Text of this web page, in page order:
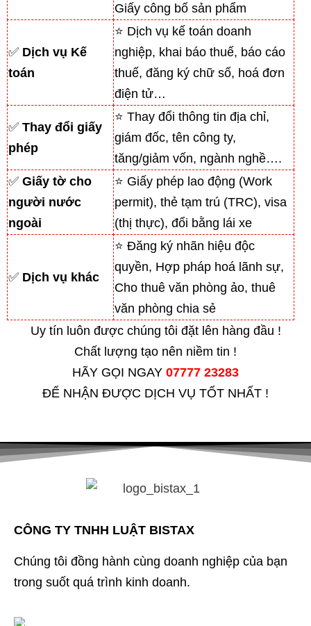
Giấy công bố sản phẩm
✅ Dịch vụ Kế
toán
⭐ Dịch vụ kế toán doanh
nghiệp, khai báo thuế, báo cáo
thuế, đăng ký chữ số, hoá đơn
điện tử…
✅ Thay đổi giấy
phép
⭐ Thay đổi thông tin địa chỉ,
giám đốc, tên công ty,
tăng/giảm vốn, ngành nghề….
✅ Giấy tờ cho
người nước
ngoài
⭐ Giấy phép lao động (Work
permit), thẻ tạm trú (TRC), visa
(thị thực), đổi bằng lái xe
✅ Dịch vụ khác
⭐ Đăng ký nhãn hiệu độc
quyền, Hợp pháp hoá lãnh sự,
Cho thuê văn phòng ảo, thuê
văn phòng chia sẻ
Uy tín luôn được chúng tôi đặt lên hàng đầu !
Chất lượng tạo nên niềm tin !
HÃY GỌI NGAY 07777 23283
ĐỂ NHẬN ĐƯỢC DỊCH VỤ TỐT NHẤT !
CÔNG TY TNHH LUẬT BISTAX
Chúng tôi đồng hành cùng doanh nghiệp của bạn
trong suốt quá trình kinh doanh.